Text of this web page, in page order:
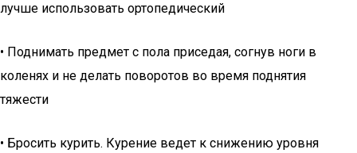
лучше использовать ортопедический
• Поднимать предмет с пола приседая, согнув ноги в
коленях и не делать поворотов во время поднятия
тяжести
• Бросить курить. Курение ведет к снижению уровня